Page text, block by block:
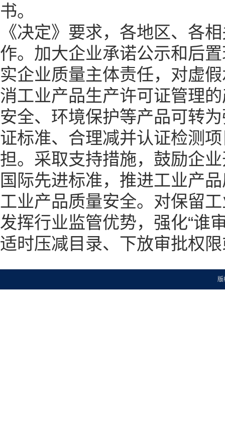
书。
《决定》要求，各地区、各
作。加大企业承诺公示和后
实企业质量主体责任，对虚
消工业产品生产许可证管理
安全、环境保护等产品可转
证标准、合理减并认证检测
担。采取支持措施，鼓励企
国际先进标准，推进工业产
工业产品质量安全。对保留
发挥行业监管优势，强化“谁
适时压减目录、下放审批权
版